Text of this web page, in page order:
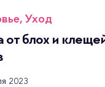
, Уход
от блох и
2023